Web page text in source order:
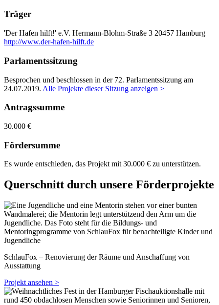
Träger
'Der Hafen hilft!' e.V. Hermann-Blohm-Straße 3 20457 Hamburg
http://www.der-hafen-hilft.de
Parlamentssitzung
Besprochen und beschlossen in der 72. Parlamentssitzung am
24.07.2019. Alle Projekte dieser Sitzung anzeigen >
Antragssumme
30.000 €
Fördersumme
Es wurde entschieden, das Projekt mit 30.000 € zu unterstützen.
Querschnitt durch unsere Förderprojekte
SchlauFox – Renovierung der Räume und Anschaffung von
Ausstattung
Projekt ansehen >